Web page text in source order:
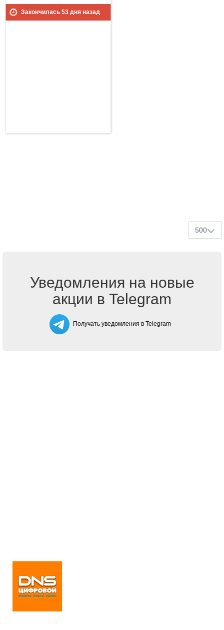
Закончилась 53дня назад
500
Уведомления на новые
акции в Telegram
Получать уведомления в Telegram